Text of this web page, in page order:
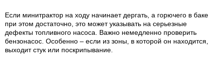
Если минитрактор на ходу начинает дергать, а горючего в баке
при этом достаточно, это может указывать на серьезные
дефекты топливного насоса. Важно немедленно проверить
бензонасос. Особенно – если из зоны, в которой он находится,
выходит стук или поскрипывание.